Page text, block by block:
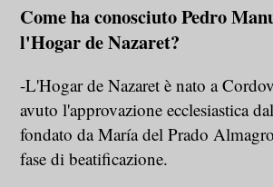
Come ha conosciuto Pedro
l'Hogar de Nazaret?
-L'Hogar de Nazaret è nato a
avuto l'approvazione ecclesiastica
fondato da María del Prado
fase di beatificazione.